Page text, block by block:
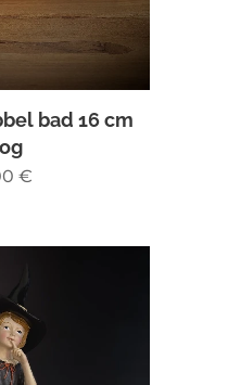
bad 16 cm
€